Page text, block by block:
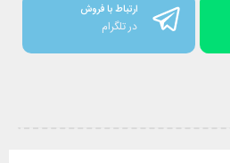
ارتباط با فروش
در تلگرام